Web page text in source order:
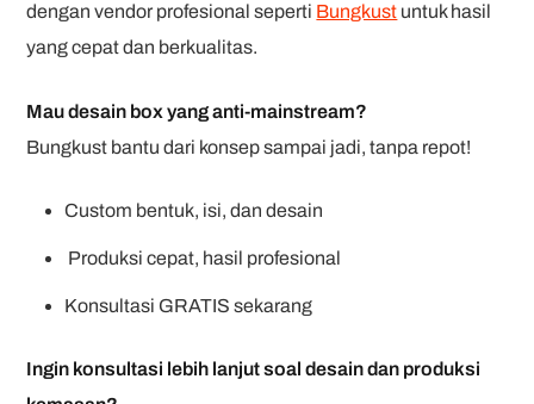
dengan vendor profesional seperti Bungkust untuk hasil
yang cepat dan berkualitas.
Mau desain box yang anti-mainstream?
Bungkust bantu dari konsep sampai jadi, tanpa repot!
Custom bentuk, isi, dan desain
Produksi cepat, hasil profesional
Konsultasi GRATIS sekarang
Ingin konsultasi lebih lanjut soal desain dan produksi